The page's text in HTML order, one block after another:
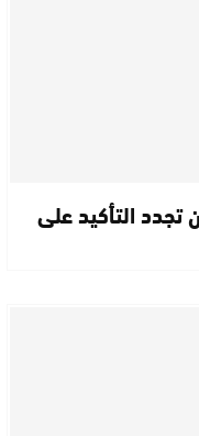
تجدد التأكيد على